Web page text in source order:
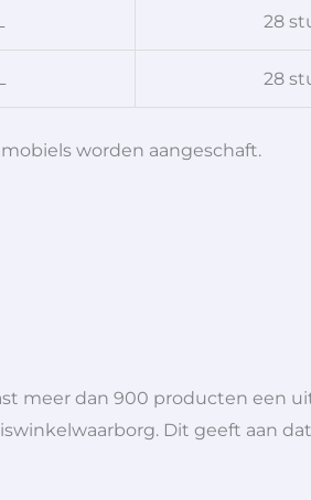
28
28
worden aangeschaft.
meer dan 900 producten een
Dit geeft aan